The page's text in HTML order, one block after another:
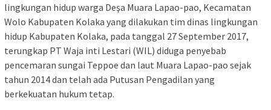
lingkungan hidup warga Deşa Muara Lapao-pao, Kecamatan
Wolo Kabupaten Kolaka yang dilakukan tim dinas lingkungan
hidup Kabupaten Kolaka, pada tanggal 27 September 2017,
terungkap PT Waja inti Lestari (WIL) diduga penyebab
pencemaran sungai Teppoe dan laut Muara Lapao-pao sejak
tahun 2014 dan telah ada Putusan Pengadilan yang
berkekuatan hukum tetap.